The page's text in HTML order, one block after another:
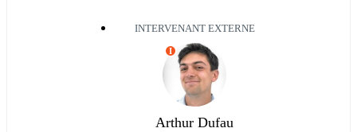
INTERVENANT EXTERNE
I
Arthur Dufau